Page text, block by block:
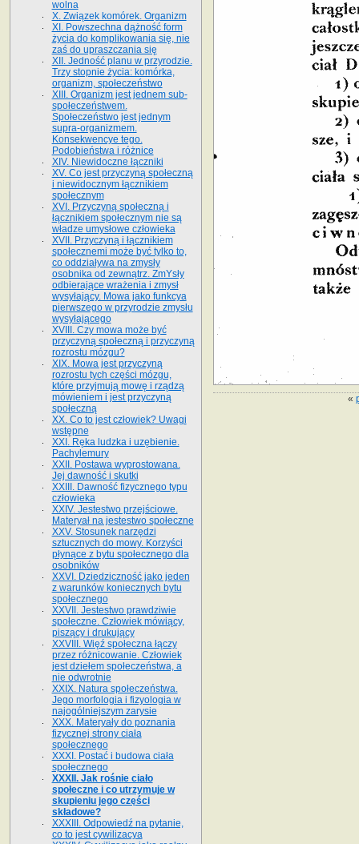
«
wolna
X. Związek komórek. Organizm
XI. Powszechna dążność form
życia do komplikowania się, nie
zaś do upraszczania się
XII. Jedność planu w przyrodzie.
Trzy stopnie życia: komórka,
organizm, społeczeństwo
XIII. Organizm jest jednem sub-
społeczeństwem.
Społeczeństwo jest jednym
supra-organizmem.
Konsekwencye tego.
Podobieństwa i różnice
XIV. Niewidoczne łączniki
XV. Co jest przyczyną społeczną
i niewidocznym łącznikiem
społecznym
XVI. Przyczyną społeczną i
łącznikiem społecznym nie są
władze umysłowe człowieka
XVII. Przyczyną i łącznikiem
społecznemi może być tylko to,
co oddziaływa na zmysły
osobnika od zewnątrz. ZmYsły
odbierające wrażenia i zmysł
wysyłający. Mowa jako funkcya
pierwszego w przyrodzie zmysłu
wysyłającego
XVIII. Czy mowa może być
przyczyną społeczną i przyczyną
rozrostu mózgu?
XIX. Mowa jest przyczyną
rozrostu tych części mózgu,
które przyjmują mowę i rządzą
mówieniem i jest przyczyną
społeczną
XX. Co to jest człowiek? Uwagi
wstępne
XXI. Ręka ludzka i uzębienie.
Pachylemury
XXII. Postawa wyprostowana.
Jej dawność i skutki
XXIII. Dawność fizycznego typu
człowieka
XXIV. Jestestwo przejściowe.
Materyał na jestestwo społeczne
XXV. Stosunek narzędzi
sztucznych do mowy. Korzyści
płynące z bytu społecznego dla
osobników
XXVI. Dziedziczność jako jeden
z warunków koniecznych bytu
społecznego
XXVII. Jestestwo prawdziwie
społeczne. Człowiek mówiący,
piszący i drukujący
XXVIII. Więź społeczna łączy
przez różnicowanie. Człowiek
jest dziełem społeczeństwa, a
nie odwrotnie
XXIX. Natura społeczeństwa.
Jego morfologia i fizyologia w
najogólniejszym zarysie
XXX. Materyały do poznania
fizycznej strony ciała
społecznego
XXXI. Postać i budowa ciała
społecznego
XXXII. Jak rośnie ciało
społeczne i co utrzymuje w
skupieniu jego części
składowe?
XXXIII. Odpowiedź na pytanie,
co to jest cywilizacya